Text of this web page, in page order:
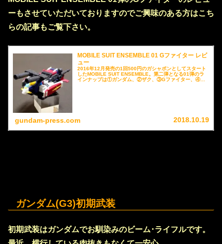
ーもさせていただいておりますのでご興味のある方はこち
らの記事もご覧下さい。
MOBILE SUIT ENSEMBLE 01 Gファイター レビ
ュー
2016年12月発売の1回500円のガシャポンとしてスタート
したMOBILE SUIT ENSEMBLE。第二弾となる01弾のラ
インナップは①ガンダム、②ザク、③Gファイター、④ユ
gundam-press.com 2018.10.19
ガンダム(G3)初期武装
初期武装はガンダムでお馴染みのビーム･ライフルです。